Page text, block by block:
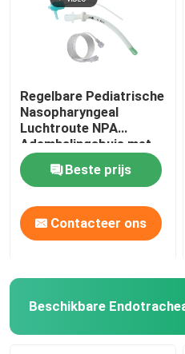
Oropharyngeal
Persoonlijk
Verdoofingsmiddelen
OEM-katheters
Regelbare Pediatrische
Nasopharyngeal
Luchtroute NPA
Ademhalingsbuis met
Zacht Uiteinde
Beste prijs
Contacteer ons
Beschikbare